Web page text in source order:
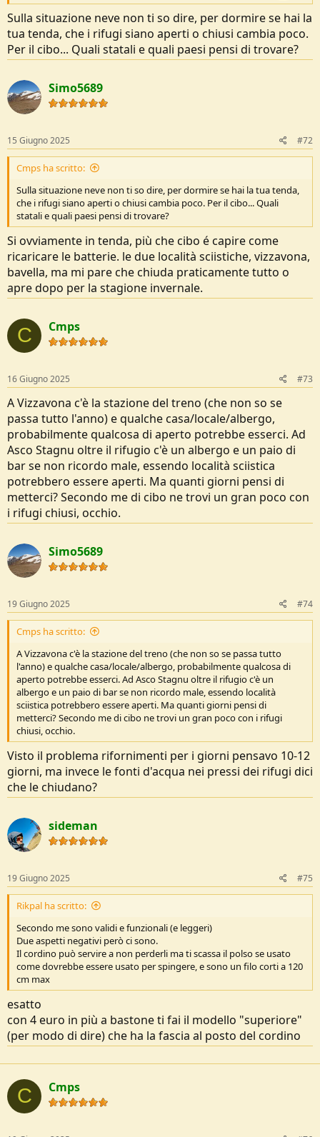
Sulla situazione neve non ti so dire, per dormire se hai la
tua tenda, che i rifugi siano aperti o chiusi cambia poco.
Per il cibo... Quali statali e quali paesi pensi di trovare?
Simo5689
15 Giugno 2025 #72
Cmps ha scritto:
Sulla situazione neve non ti so dire, per dormire se hai la tua tenda,
che i rifugi siano aperti o chiusi cambia poco. Per il cibo... Quali
statali e quali paesi pensi di trovare?
Si ovviamente in tenda, più che cibo é capire come
ricaricare le batterie. le due località sciistiche, vizzavona,
bavella, ma mi pare che chiuda praticamente tutto o
apre dopo per la stagione invernale.
C Cmps
16 Giugno 2025 #73
A Vizzavona c'è la stazione del treno (che non so se
passa tutto l'anno) e qualche casa/locale/albergo,
probabilmente qualcosa di aperto potrebbe esserci. Ad
Asco Stagnu oltre il rifugio c'è un albergo e un paio di
bar se non ricordo male, essendo località sciistica
potrebbero essere aperti. Ma quanti giorni pensi di
metterci? Secondo me di cibo ne trovi un gran poco con
i rifugi chiusi, occhio.
Simo5689
19 Giugno 2025 #74
Cmps ha scritto:
A Vizzavona c'è la stazione del treno (che non so se passa tutto
l'anno) e qualche casa/locale/albergo, probabilmente qualcosa di
aperto potrebbe esserci. Ad Asco Stagnu oltre il rifugio c'è un
albergo e un paio di bar se non ricordo male, essendo località
sciistica potrebbero essere aperti. Ma quanti giorni pensi di
metterci? Secondo me di cibo ne trovi un gran poco con i rifugi
chiusi, occhio.
Visto il problema rifornimenti per i giorni pensavo 10-12
giorni, ma invece le fonti d'acqua nei pressi dei rifugi dici
che le chiudano?
sideman
19 Giugno 2025 #75
Rikpal ha scritto:
Secondo me sono validi e funzionali (e leggeri)
Due aspetti negativi però ci sono.
Il cordino può servire a non perderli ma ti scassa il polso se usato
come dovrebbe essere usato per spingere, e sono un filo corti a 120
cm max
esatto
con 4 euro in più a bastone ti fai il modello "superiore"
(per modo di dire) che ha la fascia al posto del cordino
C Cmps